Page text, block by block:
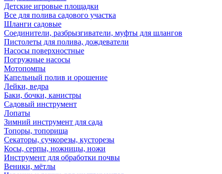
Детские игровые площадки
Все для полива садового участка
Шланги садовые
Соединители, разбрызгиватели, муфты для шлангов
Пистолеты для полива, дождеватели
Насосы поверхностные
Погружные насосы
Мотопомпы
Капельный полив и орошение
Лейки, ведра
Баки, бочки, канистры
Садовый инструмент
Лопаты
Зимний инструмент для сада
Топоры, топорища
Секаторы, сучкорезы, кусторезы
Косы, серпы, ножницы, ножи
Инструмент для обработки почвы
Веники, мётлы